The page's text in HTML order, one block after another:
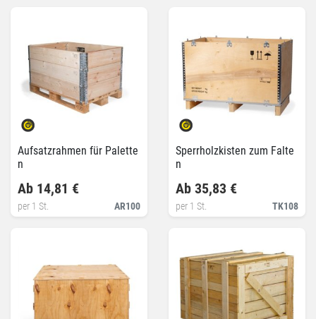
Aufsatzrahmen für Palette
n
AR100
Ab 14,81 €
per 1 St.
Sperrholzkisten zum Falte
n
TK108
Ab 35,83 €
per 1 St.